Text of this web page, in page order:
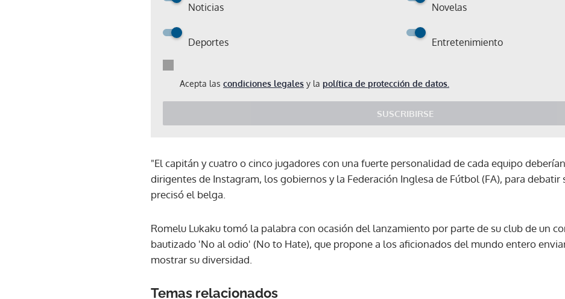
Noticias Novelas
Deportes Entretenimiento
Acepta las condiciones legales y la política de protección de datos.
SUSCRIBIRSE
"El capitán y cuatro o cinco jugadores con una fuerte personalidad de cada equipo
dirigentes de Instagram, los gobiernos y la Federación Inglesa de Fútbol (FA), para debatir
precisó el belga.
Romelu Lukaku tomó la palabra con ocasión del lanzamiento por parte de su club de un
bautizado 'No al odio' (No to Hate), que propone a los aficionados del mundo entero
mostrar su diversidad.
Temas relacionados